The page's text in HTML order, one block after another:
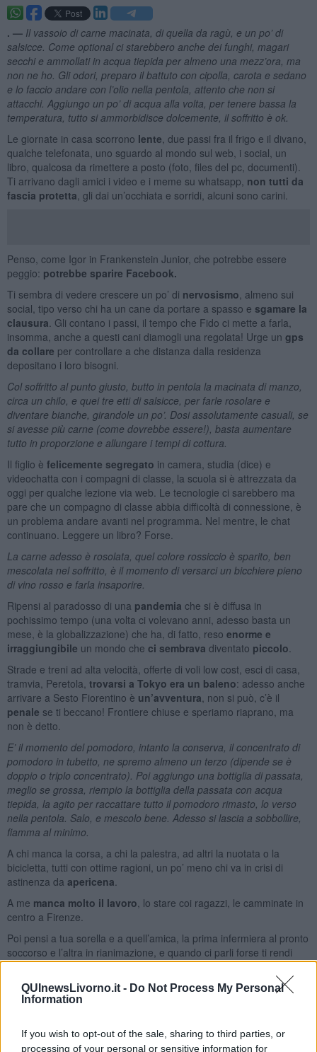
QUInewsLivorno.it - Do Not Process My Personal
Information
If you wish to opt-out of the sale, sharing to third parties, or
processing of your personal or sensitive information for
. — Il vassoio di carne macinata, di quella da ragù, e un po’ di
salsicce. Come optional ci starebbero anche dei funghi, magari
secchi e ammollati in acqua tiepida per almeno una mezz’ora, ma
non ne ho. Gli odori, preparo il battuto con cipolla, carota e sedano
e lo faccio andare con l’olio nella pentola, attento che non si
attacchi. Aggiungo un po’ di acqua alla volta, per tenere bassa la
temperatura, tutto si ammorbidisce dolcemente, il soffritto è ok.
Le giornate in casa scorrono lente , due passi fra il frigo e il divano,
qualche telefonata, uno sguardo al mondo sul web, i social, un
libro, qualcosa da rimettere a posto (foto, files del pc, documenti).
Ti arrivano dagli amici i video e i meme su whatsapp, non tutti da
fascia protetta , gli dai un’occhiata e sorridi, alcuni sono carini.
Penso, come Igor in Frankenstein Junior, che potrebbe essere
peggio: potrebbe sparire Facebook.
Ti sembra di vedere crescere un po’ di nervosismo , almeno sui
social, tipo verso chi ha un cane da portare a spasso e sgamare la
clausura . Gli contano i passi, il tempo che Fido ci mette a farla,
insomma, anche a questi cani diamogli una regolata! Urge un gps
da collare per controllare a che distanza dalla residenza
depositano i loro bisogni.
Col soffritto al punto giusto, butto in pentola la macinata di manzo,
circa un chilo, e quei tre etti di salsicce, per farle rosolare e
diventare bianche, girandole un po’. Dosi assolutamente casuali, se
si avesse più carne (come dovrebbe essere!), basta aumentare
tutto in proporzione e allungare i tempi di cottura.
Il figlio è felicemente segregato in camera, studia (dice) e
videochatta con i compagni di classe, la scuola si è attrezzata da
oggi per qualche lezione via web. Le tecnologie ci sarebbero ma
pare che un compagno di classe abbia difficoltà di connessione, è
un problema andare avanti nel programma. Nel mentre, le chat
continuano. Leggere un libro? Forse.
La carne adesso è rosolata, quel colore rossiccio è sparito, ben
mescolata nel soffritto, è il momento di versarci un bicchiere pieno
di vino rosso e farla insaporire.
Ripensi al paradosso di una pandemia che si è diffusa in
pochissimo tempo (una volta ci volevano anni, adesso basta un
mese, è la globalizzazione) che ha, di fatto, reso enorme e
irraggiungibile un mondo che ci sembrava diventato piccolo
Strade e treni ad alta velocità, offerte di voli low cost, esci di casa,
tramvia, Peretola, trovarsi a Tokyo era un baleno: adesso anche
arrivare a Sesto Fiorentino è un’avventura , non si può, c’è il
penale se ti beccano! Frontiere chiuse e speriamo riaprano, ma
non è detto.
E’il momento del pomodoro, intanto la conserva, il concentrato di
pomodoro in tubetto, ne spremo almeno un terzo (dipende se è
doppio o triplo concentrato). Poi aggiungo una bottiglia di passata,
meglio se grossa, riempio la bottiglia della passata con acqua
tiepida, la agito per raccattare tutto il pomodoro rimasto, lo verso
nella pentola. Salo, e mescolo bene. Adesso si lascia a sobbollire,
fiamma al minimo.
A chi manca la corsa, a chi la palestra, ad altri la nuotata o la
bicicletta, tutti con ottime ragioni, un po’ meno chi va in crisi di
astinenza da apericena
A me manca molto il lavoro , lo stare coi ragazzi, le camminate in
centro a Firenze.
Poi pensi a tua sorella e a quell’amica, la prima infermiera al pronto
soccorso e l’altra in rianimazione, e quando ci parli forse ti rendi
conto che se a te va malec’è a chi va peggio, e se la sola cosa
che puoi fare per
dare il tuo contributo è stare a casa, fallo.
Se proprio vuoi uscire fa che sia per
una signora che potrebbe essere tua madre.